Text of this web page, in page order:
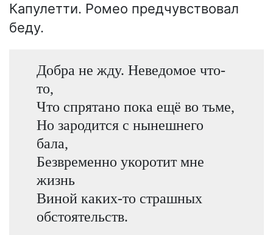
Капулетти. Ромео предчувствовал
беду.
Добра не жду. Неведомое что-
то,
Что спрятано пока ещё во тьме,
Но зародится с нынешнего
бала,
Безвременно укоротит мне
жизнь
Виной каких-то страшных
обстоятельств.